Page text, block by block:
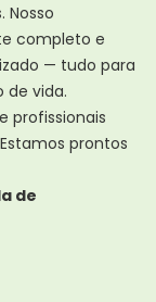
Nosso
completo e
— tudo para
de vida.
profissionais
prontos
de